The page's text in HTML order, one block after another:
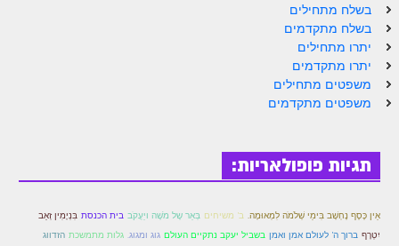
הזוהר הקדוש וארא מתקדמים
הזוהר הקדוש בא מתחילים
הזוהר הקדוש בא מתקדמים
הזוהר הקדוש בשלח מתחילים
הזוהר הקדוש יתרו מתחילים
הזוהר הקדוש יתרו מתקדמים
משפטים מתחילים
בשלח מתחילים
בשלח מתקדמים
יתרו מתחילים
יתרו מתקדמים
משפטים מתחילים
משפטים מתקדמים
תגיות פופולאריות:
אֵין כֶּסֶף נֶחְשָׁב בִּימֵי שְׁלֹמֹה לִמְאוּמָה. ב' משיחים בְּאֵר שֶל מֹשֶׁה ויַעֲקֹב בית הכנסת בִּנְיָמִין זְאֵב
יִטְרָף ברוך ה' לעולם אמן ואמן בשביל יעקב נתקיים העולם גוג ומגוג. גלות מתמשכת הזדווג